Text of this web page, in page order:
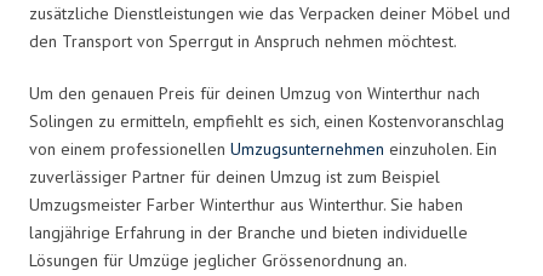
zusätzliche Dienstleistungen wie das Verpacken deiner Möbel und
den Transport von Sperrgut in Anspruch nehmen möchtest.
Um den genauen Preis für deinen Umzug von Winterthur nach
Solingen zu ermitteln, empfiehlt es sich, einen Kostenvoranschlag
von einem professionellen Umzugsunternehmen einzuholen. Ein
zuverlässiger Partner für deinen Umzug ist zum Beispiel
Umzugsmeister Farber Winterthur aus Winterthur. Sie haben
langjährige Erfahrung in der Branche und bieten individuelle
Lösungen für Umzüge jeglicher Grössenordnung an.